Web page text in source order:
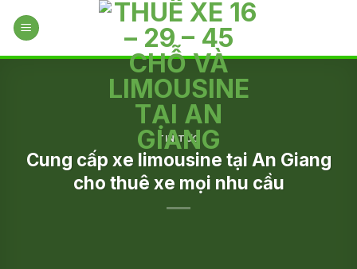
TIN TỨC
Cung cấp xe limousine tại An Giang
cho thuê xe mọi nhu cầu